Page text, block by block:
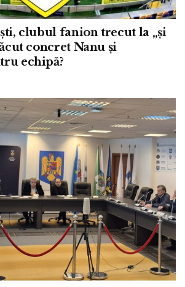
clubul fanion trecut la „și
concret Nanu și
echipă?